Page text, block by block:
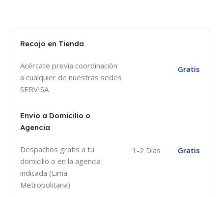
Recojo en Tienda
Acércate previa coordinación
a cualquier de nuestras sedes
SERVISA
Gratis
Envio a Domicilio o
Agencia
Despachos gratis a tu
domicilio o en la agencia
indicada (Lima
Metropolitana)
1-2 Días Gratis